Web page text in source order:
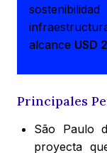
alcance USD
Principales
São Paulo
proyecta